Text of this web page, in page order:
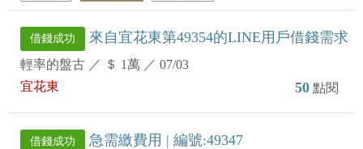
借錢成功 來自宜花東第49354的LINE用戶借錢需求
輕率的盤古 ／ ＄ 1萬 ／ 07/03
宜花東
50 點閱
借錢成功 急需繳費用 | 編號:49347